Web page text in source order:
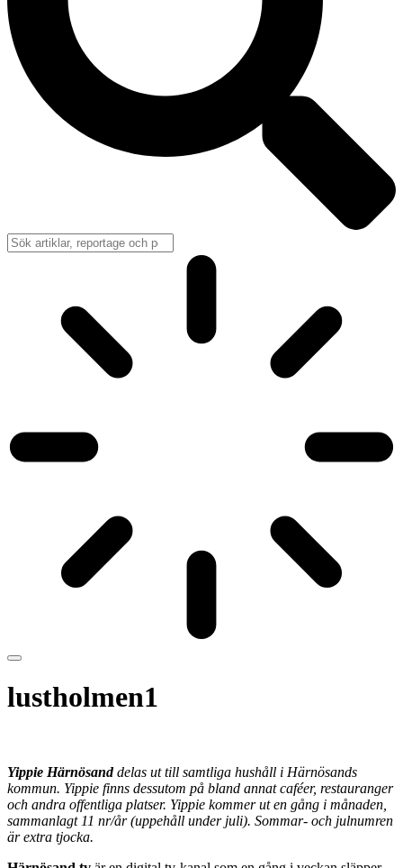
lustholmen1
Yippie Härnösanddelas ut till samtliga hushåll i Härnösands
kommun. Yippie finns dessutom på bland annat caféer, restauranger
och andra offentliga platser. Yippie kommer ut en gång i månaden,
sammanlagt 11 nr/år (uppehåll under juli). Sommar- och julnumren
är extra tjocka.